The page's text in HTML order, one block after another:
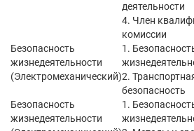
деятельности
4. Член
комиссии
Безопасность
жизнедеятельности
(Электромеханический)
1.
2.
безопасность
Безопасность
жизнедеятельности
1.